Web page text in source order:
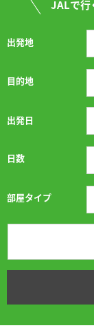
JALで行
出発地
目的地
出発日
日数
部屋タイプ